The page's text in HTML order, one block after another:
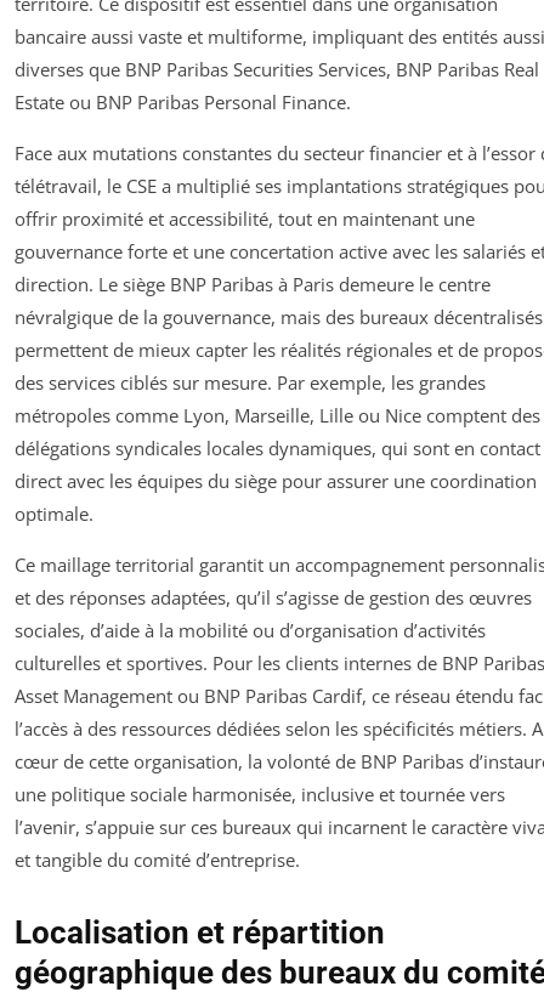
bancaire aussi vaste et multiforme, impliquant des entités aussi
diverses que BNP Paribas Securities Services, BNP Paribas Real
Estate ou BNP Paribas Personal Finance.
Face aux mutations constantes du secteur financier et à l’essor
télétravail, le CSE a multiplié ses implantations stratégiques
offrir proximité et accessibilité, tout en maintenant une
gouvernance forte et une concertation active avec les salariés
direction. Le siège BNP Paribas à Paris demeure le centre
névralgique de la gouvernance, mais des bureaux décentralisés
permettent de mieux capter les réalités régionales et de
des services ciblés sur mesure. Par exemple, les grandes
métropoles comme Lyon, Marseille, Lille ou Nice comptent des
délégations syndicales locales dynamiques, qui sont en contact
direct avec les équipes du siège pour assurer une coordination
optimale.
Ce maillage territorial garantit un accompagnement
et des réponses adaptées, qu’il s’agisse de gestion des œuvres
sociales, d’aide à la mobilité ou d’organisation d’activités
culturelles et sportives. Pour les clients internes de BNP Paribas
Asset Management ou BNP Paribas Cardif, ce réseau étendu
l’accès à des ressources dédiées selon les spécificités métiers.
cœur de cette organisation, la volonté de BNP Paribas
une politique sociale harmonisée, inclusive et tournée vers
l’avenir, s’appuie sur ces bureaux qui incarnent le caractère
et tangible du comité d’entreprise.
Localisation et répartition
géographique des bureaux du